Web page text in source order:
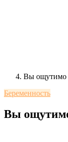
Вы ощутимо
Беременность
Вы